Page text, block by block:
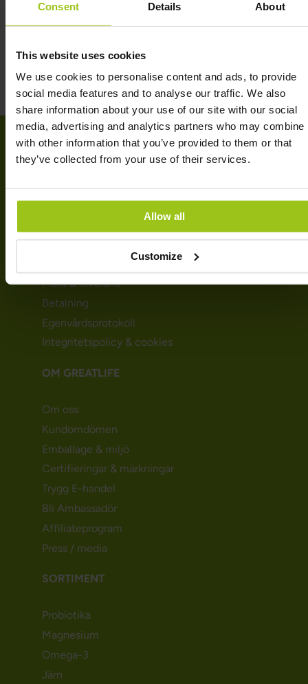
Consent Details About
This website uses cookies
We use cookies to personalise content and ads, to provide
social media features and to analyse our traffic. We also
share information about your use of our site with our social
media, advertising and analytics partners who may combine
with other information that you’ve provided to them or that
they’ve collected from your use of their services.
Allow all
Customize
FRÅGOR & SVAR
KUNDTJÄNST
Kontakta oss
Så handlar du
Frakt & leverans
Betalning
Egenvårdsprotokoll
Integritetspolicy & cookies
OM GREATLIFE
Om oss
Kundomdömen
Emballage & miljö
Certifieringar & märkningar
Trygg E-handel
Bli Ambassadör
Affiliateprogram
Press / media
SORTIMENT
Probiotika
Magnesium
Omega-3
Järn